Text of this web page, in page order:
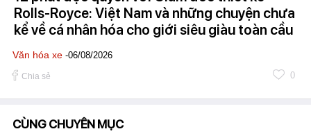
Rolls-Royce: Việt Nam và những chuyện chưa
kể về cá nhân hóa cho giới siêu giàu toàn cầu
Văn hóa xe -06/08/2026
Chia sẻ 0
CÙNG CHUYÊN MỤC